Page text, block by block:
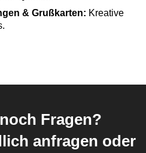
& Grußkarten: Kreative
Fragen?
anfragen oder